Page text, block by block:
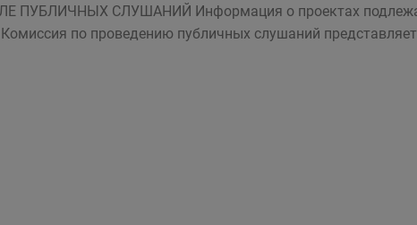
ПУБЛИЧНЫХ СЛУШАНИЙ Информация о проектах
по проведению публичных слушаний